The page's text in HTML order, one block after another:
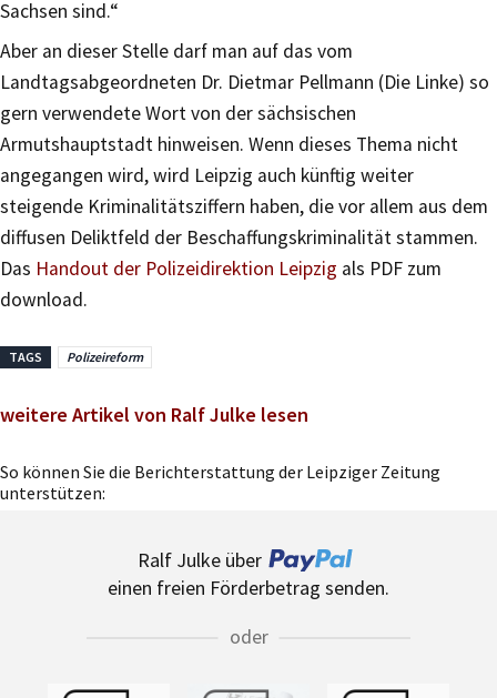
Sachsen sind.“
Aber an dieser Stelle darf man auf das vom
Landtagsabgeordneten Dr. Dietmar Pellmann (Die Linke) so
gern verwendete Wort von der sächsischen
Armutshauptstadt hinweisen. Wenn dieses Thema nicht
angegangen wird, wird Leipzig auch künftig weiter
steigende Kriminalitätsziffern haben, die vor allem aus dem
diffusen Deliktfeld der Beschaffungskriminalität stammen.
Das Handout der Polizeidirektion Leipzig als PDF zum
download.
TAGS Polizeireform
weitere Artikel von Ralf Julke lesen
So können Sie die Berichterstattung der Leipziger Zeitung
unterstützen:
Ralf Julke über
einen freien Förderbetrag senden.
oder